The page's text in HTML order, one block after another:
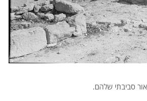
סביבתי שלהם.